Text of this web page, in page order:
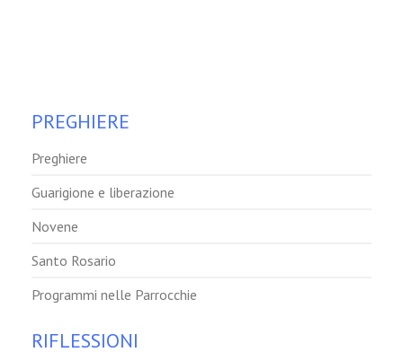
PREGHIERE
Preghiere
Guarigione e liberazione
Novene
Santo Rosario
Programmi nelle Parrocchie
RIFLESSIONI